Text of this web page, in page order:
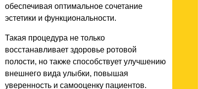
обеспечивая оптимальное сочетание
эстетики и функциональности.
Такая процедура не только
восстанавливает здоровье ротовой
полости, но также способствует улучшению
внешнего вида улыбки, повышая
уверенность и самооценку пациентов.